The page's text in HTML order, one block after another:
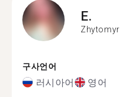
E.
Zhytomyr
구사언어
러시아어 영어